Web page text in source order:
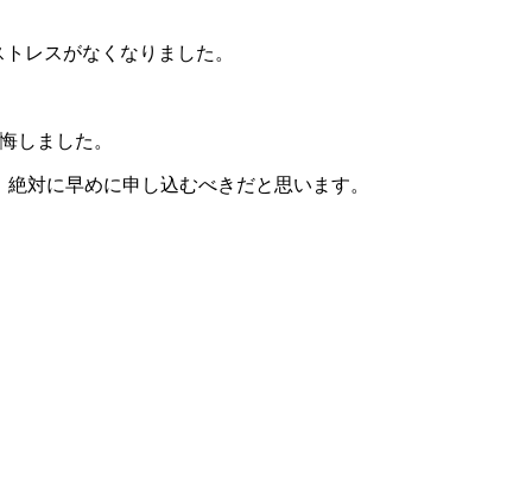
レスがなくなりました。
しました。
対に早めに申し込むべきだと思います。